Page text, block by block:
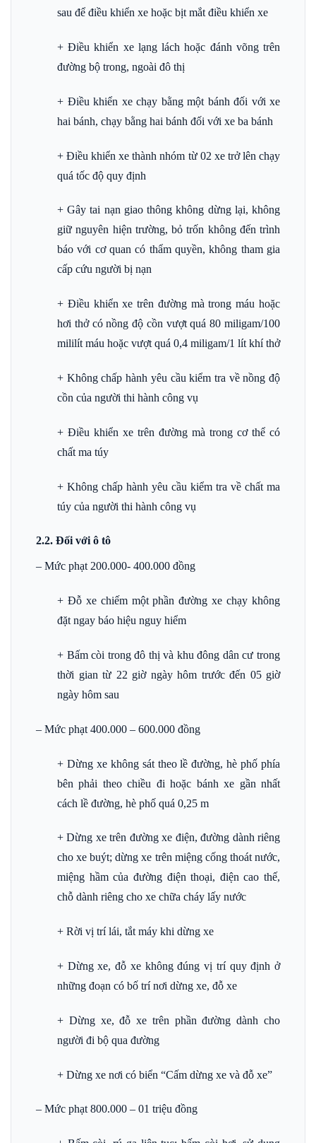
sau để điều khiển xe hoặc bịt mắt điều khiển xe
+ Điều khiển xe lạng lách hoặc đánh võng trên
đường bộ trong, ngoài đô thị
+ Điều khiển xe chạy bằng một bánh đối với xe
hai bánh, chạy bằng hai bánh đối với xe ba bánh
+ Điều khiển xe thành nhóm từ 02 xe trở lên chạy
quá tốc độ quy định
+ Gây tai nạn giao thông không dừng lại, không
giữ nguyên hiện trường, bỏ trốn không đến trình
báo với cơ quan có thẩm quyền, không tham gia
cấp cứu người bị nạn
+ Điều khiển xe trên đường mà trong máu hoặc
hơi thở có nồng độ cồn vượt quá 80 miligam/100
mililít máu hoặc vượt quá 0,4 miligam/1 lít khí thở
+ Không chấp hành yêu cầu kiểm tra về nồng độ
cồn của người thi hành công vụ
+ Điều khiển xe trên đường mà trong cơ thể có
chất ma túy
+ Không chấp hành yêu cầu kiểm tra về chất ma
túy của người thi hành công vụ
2.2. Đối với ô tô
– Mức phạt 200.000- 400.000 đồng
+ Đỗ xe chiếm một phần đường xe chạy không
đặt ngay báo hiệu nguy hiểm
+ Bấm còi trong đô thị và khu đông dân cư trong
thời gian từ 22 giờ ngày hôm trước đến 05 giờ
ngày hôm sau
– Mức phạt 400.000 – 600.000 đồng
+ Dừng xe không sát theo lề đường, hè phố phía
bên phải theo chiều đi hoặc bánh xe gần nhất
cách lề đường, hè phố quá 0,25 m
+ Dừng xe trên đường xe điện, đường dành riêng
cho xe buýt; dừng xe trên miệng cống thoát nước,
miệng hầm của đường điện thoại, điện cao thế,
chỗ dành riêng cho xe chữa cháy lấy nước
+ Rời vị trí lái, tắt máy khi dừng xe
+ Dừng xe, đỗ xe không đúng vị trí quy định ở
những đoạn có bố trí nơi dừng xe, đỗ xe
+ Dừng xe, đỗ xe trên phần đường dành cho
người đi bộ qua đường
+ Dừng xe nơi có biển “Cấm dừng xe và đỗ xe”
– Mức phạt 800.000 – 01 triệu đồng